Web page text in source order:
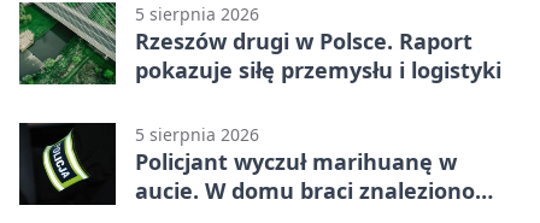
5 sierpnia 2026
Rzeszów drugi w Polsce. Raport
pokazuje siłę przemysłu i logistyki
5 sierpnia 2026
Policjant wyczuł marihuanę w
aucie. W domu braci znaleziono